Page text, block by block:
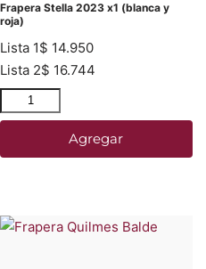
Frapera Stella 2023 x1 (blanca y
roja)
Lista 1$ 14.950
Lista 2$ 16.744
Agregar